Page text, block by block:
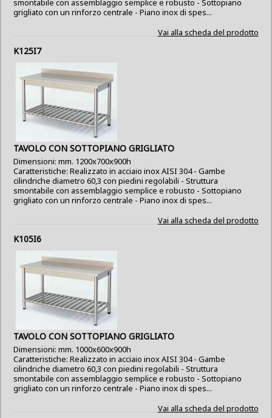
smontabile con assemblaggio semplice e robusto - Sottopiano
grigliato con un rinforzo centrale - Piano inox di spes...
Vai alla scheda del prodotto
K125I7
TAVOLO CON SOTTOPIANO GRIGLIATO
Dimensioni: mm. 1200x700x900h
Caratteristiche: Realizzato in acciaio inox AISI 304 - Gambe
cilindriche diametro 60,3 con piedini regolabili - Struttura
smontabile con assemblaggio semplice e robusto - Sottopiano
grigliato con un rinforzo centrale - Piano inox di spes...
Vai alla scheda del prodotto
K105I6
TAVOLO CON SOTTOPIANO GRIGLIATO
Dimensioni: mm. 1000x600x900h
Caratteristiche: Realizzato in acciaio inox AISI 304 - Gambe
cilindriche diametro 60,3 con piedini regolabili - Struttura
smontabile con assemblaggio semplice e robusto - Sottopiano
grigliato con un rinforzo centrale - Piano inox di spes...
Vai alla scheda del prodotto